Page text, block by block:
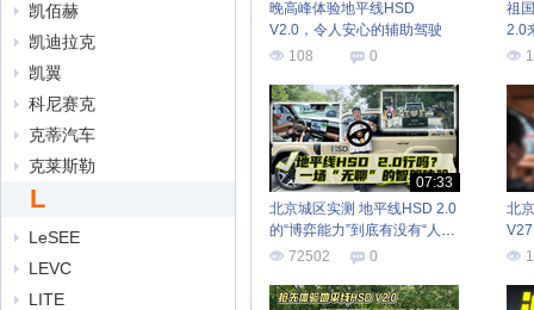
凯佰赫
凯迪拉克
凯翼
科尼赛克
克蒂汽车
克莱斯勒
L
LeSEE
LEVC
LITE
晚高峰体验地平线HSD
V2.0，令人安心的辅助驾驶
108
0
祖
2.0
07:33
北京城区实测 地平线HSD 2.0
的“博弈能力”到底有没有“人味
儿” 72502 0
北
V27